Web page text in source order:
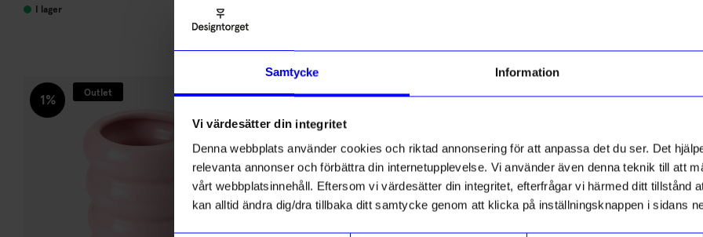
Samtycke Information
Vi värdesätter din integritet
Denna webbplats använder cookies och riktad annonsering för att anpassa det du ser. Det
relevanta annonser och förbättra din internetupplevelse. Vi använder även denna teknik till att
vårt webbplatsinnehåll. Eftersom vi värdesätter din integritet, efterfrågar vi härmed ditt tillstånd
kan alltid ändra dig/dra tillbaka ditt samtycke genom att klicka på inställningsknappen i sidans
I lager
1% Outlet